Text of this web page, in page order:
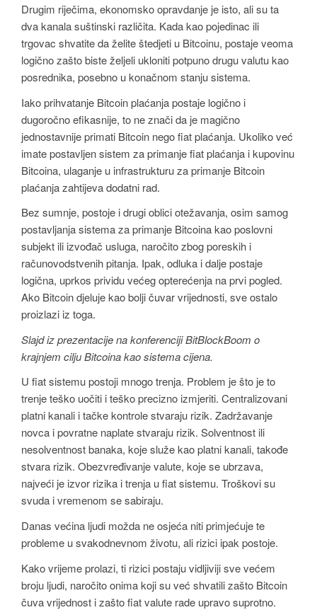
Drugim riječima, ekonomsko opravdanje je isto, ali su ta
dva kanala suštinski različita. Kada kao pojedinac ili
trgovac shvatite da želite štedjeti u Bitcoinu, postaje veoma
logično zašto biste željeli ukloniti potpuno drugu valutu kao
posrednika, posebno u konačnom stanju sistema.
Iako prihvatanje Bitcoin plaćanja postaje logično i
dugoročno efikasnije, to ne znači da je magično
jednostavnije primati Bitcoin nego fiat plaćanja. Ukoliko već
imate postavljen sistem za primanje fiat plaćanja i kupovinu
Bitcoina, ulaganje u infrastrukturu za primanje Bitcoin
plaćanja zahtijeva dodatni rad.
Bez sumnje, postoje i drugi oblici otežavanja, osim samog
postavljanja sistema za primanje Bitcoina kao poslovni
subjekt ili izvođač usluga, naročito zbog poreskih i
računovodstvenih pitanja. Ipak, odluka i dalje postaje
logična, uprkos prividu većeg opterećenja na prvi pogled.
Ako Bitcoin djeluje kao bolji čuvar vrijednosti, sve ostalo
proizlazi iz toga.
Slajd iz prezentacije na konferenciji BitBlockBoom o
krajnjem cilju Bitcoina kao sistema cijena.
U fiat sistemu postoji mnogo trenja. Problem je što je to
trenje teško uočiti i teško precizno izmjeriti. Centralizovani
platni kanali i tačke kontrole stvaraju rizik. Zadržavanje
novca i povratne naplate stvaraju rizik. Solventnost ili
nesolventnost banaka, koje služe kao platni kanali, takođe
stvara rizik. Obezvređivanje valute, koje se ubrzava,
najveći je izvor rizika i trenja u fiat sistemu. Troškovi su
svuda i vremenom se sabiraju.
Danas većina ljudi možda ne osjeća niti primjećuje te
probleme u svakodnevnom životu, ali rizici ipak postoje.
Kako vrijeme prolazi, ti rizici postaju vidljiviji sve većem
broju ljudi, naročito onima koji su već shvatili zašto Bitcoin
čuva vrijednost i zašto fiat valute rade upravo suprotno.